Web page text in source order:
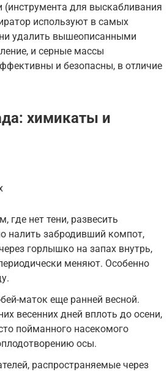
(инструмента для выскабливания
используют в самых
ни удалить вышеописанными
и серные массы
и безопасны, в отличие
химикаты и
нет тени, развесить
налить забродивший компот,
горлышко на запах внутрь,
меняют. Особенно
маток еще ранней весной.
весенних дней вплоть до осени,
пойманного насекомого
осы.
распространяемые через